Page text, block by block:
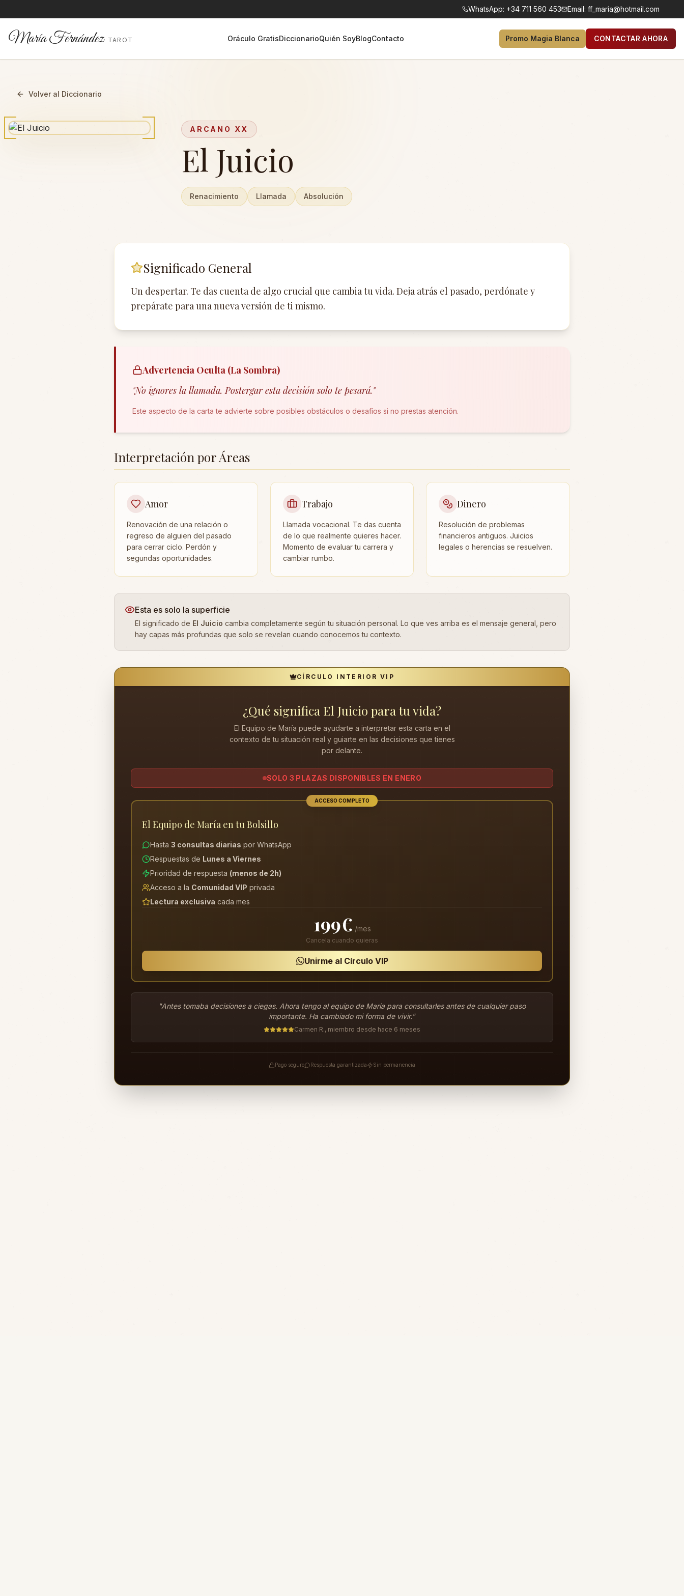
WhatsApp: +34 711 560 453 Email: ff_maria@hotmail.com
María Fernández TAROT Oráculo GratisDiccionarioQuién SoyBlogContacto Promo Magia Blanca CONTACTAR AHORA
Volver al Diccionario
ARCANO XX
El Juicio
Renacimiento Llamada Absolución
Significado General
Un despertar. Te das cuenta de algo crucial que cambia tu vida. Deja atrás el pasado, perdónate y
prepárate para una nueva versión de ti mismo.
Advertencia Oculta (La Sombra)
"No ignores la llamada. Postergar esta decisión solo te pesará."
Este aspecto de la carta te advierte sobre posibles obstáculos o desafíos si no prestas atención.
Interpretación por Áreas
Amor
Renovación de una relación o
regreso de alguien del pasado
para cerrar ciclo. Perdón y
segundas oportunidades.
Trabajo
Llamada vocacional. Te das cuenta
de lo que realmente quieres hacer.
Momento de evaluar tu carrera y
cambiar rumbo.
Dinero
Resolución de problemas
financieros antiguos. Juicios
legales o herencias se resuelven.
Esta es solo la superficie
El significado de El Juicio cambia completamente según tu situación personal. Lo que ves arriba es el mensaje general, pero
hay capas más profundas que solo se revelan cuando conocemos tu contexto.
CÍRCULO INTERIOR VIP
¿Qué significa El Juicio para tu vida?
El Equipo de María puede ayudarte a interpretar esta carta en el
contexto de tu situación real y guiarte en las decisiones que tienes
por delante.
SOLO 3 PLAZAS DISPONIBLES EN ENERO
ACCESO COMPLETO
El Equipo de María en tu Bolsillo
Hasta 3 consultas diarias por WhatsApp
Respuestas de Lunes a Viernes
Prioridad de respuesta (menos de 2h)
Acceso a la Comunidad VIP privada
Lectura exclusiva cada mes
199€ /mes
Cancela cuando quieras
Unirme al Círculo VIP
"Antes tomaba decisiones a ciegas. Ahora tengo al equipo de María para consultarles antes de cualquier paso
importante. Ha cambiado mi forma de vivir."
Carmen R., miembro desde hace 6 meses
Pago seguro Respuesta garantizada Sin permanencia